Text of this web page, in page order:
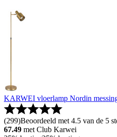
KARWEI vloerlamp Nordin
(299)Beoordeeld met 4.5 van de 5
67.49 met Club Karwei